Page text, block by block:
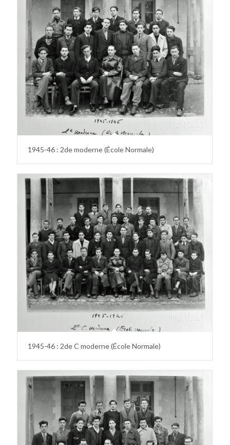
1945-46 : 2de moderne (École Normale)
1945-46 : 2de C moderne (École Normale)